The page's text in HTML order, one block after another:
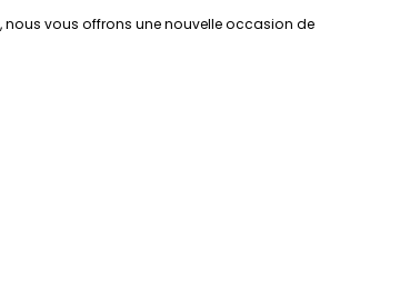
nous vous offrons une nouvelle occasion de